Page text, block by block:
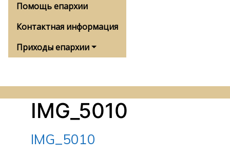
Помощь епархии
Контактная информация
Приходы епархии
IMG_5010
IMG_5010